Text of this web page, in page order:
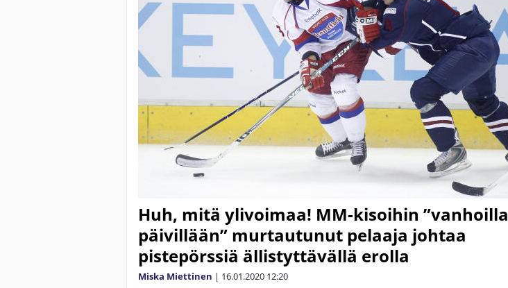
Huh, mitä ylivoimaa! MM-kisoihin ”vanhoilla
päivillään” murtautunut pelaaja johtaa
pistepörssiä ällistyttävällä erolla
Miska Miettinen | 16.01.2020 12:20